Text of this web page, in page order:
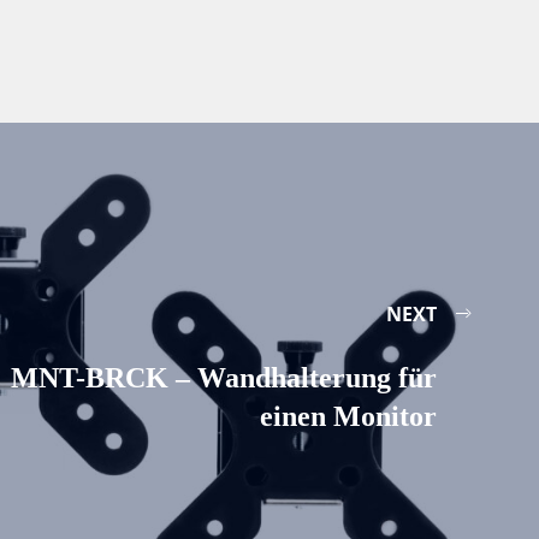
NEXT
MNT-BRCK – Wandhalterung für
einen Monitor